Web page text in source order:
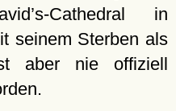
Cathedral in
seinem Sterben als
aber nie offiziell